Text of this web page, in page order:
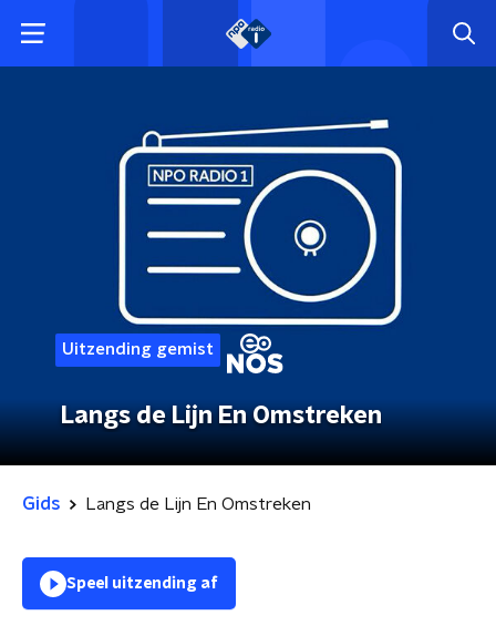
Uitzending gemist
Langs de Lijn En Omstreken
Gids Langs de Lijn En Omstreken
Speel uitzending af